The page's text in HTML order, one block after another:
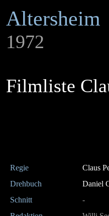
Altersheim
1972
Filmliste
Regie
Claus
Drehbuch
Daniel
Schnitt
-